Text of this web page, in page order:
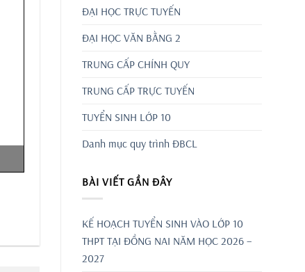
ĐẠI HỌC TRỰC TUYẾN
ĐẠI HỌC VĂN BẰNG 2
TRUNG CẤP CHÍNH QUY
TRUNG CẤP TRỰC TUYẾN
TUYỂN SINH LỚP 10
Danh mục quy trình ĐBCL
BÀI VIẾT GẦN ĐÂY
KẾ HOẠCH TUYỂN SINH VÀO LỚP 10
THPT TẠI ĐỒNG NAI NĂM HỌC 2026 –
2027